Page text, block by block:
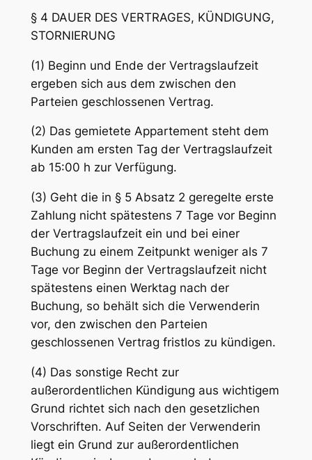
§ 4 DAUER DES VERTRAGES, KÜNDIGUNG,
STORNIERUNG
(1) Beginn und Ende der Vertragslaufzeit
ergeben sich aus dem zwischen den
Parteien geschlossenen Vertrag.
(2) Das gemietete Appartement steht dem
Kunden am ersten Tag der Vertragslaufzeit
ab 15:00 h zur Verfügung.
(3) Geht die in § 5 Absatz 2 geregelte erste
Zahlung nicht spätestens 7 Tage vor Beginn
der Vertragslaufzeit ein und bei einer
Buchung zu einem Zeitpunkt weniger als 7
Tage vor Beginn der Vertragslaufzeit nicht
spätestens einen Werktag nach der
Buchung, so behält sich die Verwenderin
vor, den zwischen den Parteien
geschlossenen Vertrag fristlos zu kündigen.
(4) Das sonstige Recht zur
außerordentlichen Kündigung aus wichtigem
Grund richtet sich nach den gesetzlichen
Vorschriften. Auf Seiten der Verwenderin
liegt ein Grund zur außerordentlichen